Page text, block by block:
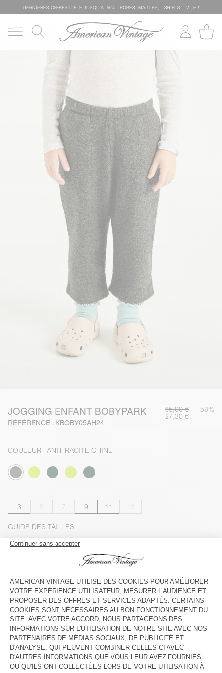
DERNIÈRES OFFRES D'ÉTÊ JUSQU'À -50% : ROBES, MAILLES, T-SHIRTS... VITE !
JOGGING ENFANT BOBYPARK
RÉFÉRENCE : KBOBY05AH24
65,00 € -58%
27,30 €
COULEUR | ANTHRACITE CHINE
3 9 11
GUIDE DES TAILLES
Livraison estiméeentre le mercredi 12 août et le vendredi 14
août
VOIR LE LOOK